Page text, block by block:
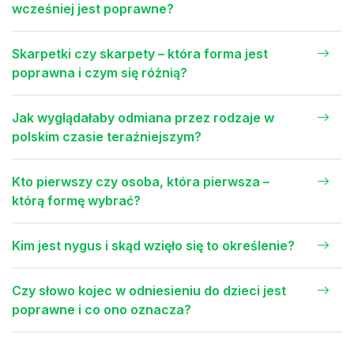
wcześniej jest poprawne?
Skarpetki czy skarpety – która forma jest
poprawna i czym się różnią?
Jak wyglądałaby odmiana przez rodzaje w
polskim czasie teraźniejszym?
Kto pierwszy czy osoba, która pierwsza –
którą formę wybrać?
Kim jest nygus i skąd wzięło się to określenie?
Czy słowo kojec w odniesieniu do dzieci jest
poprawne i co ono oznacza?